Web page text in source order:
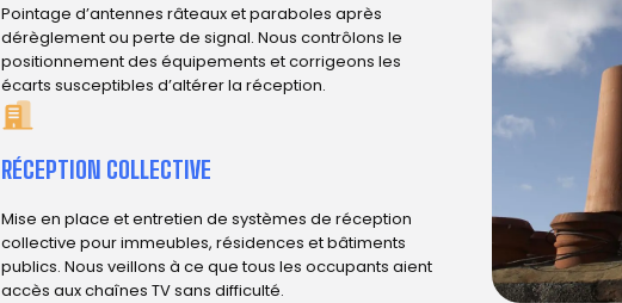
Pointage d’antennes râteaux et paraboles après
dérèglement ou perte de signal. Nous contrôlons le
positionnement des équipements et corrigeons les
écarts susceptibles d’altérer la réception.
RÉCEPTION COLLECTIVE
Mise en place et entretien de systèmes de réception
collective pour immeubles, résidences et bâtiments
publics. Nous veillons à ce que tous les occupants aient
accès aux chaînes TV sans difficulté.